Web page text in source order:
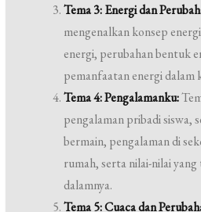
Tema 3: Energi dan
mengenalkan konsep
energi, perubahan bentuk
pemanfaatan energi dalam
Tema 4: Pengalamanku:
pengalaman pribadi siswa,
bermain, pengalaman di
rumah, serta nilai-nilai
dalamnya.
Tema 5: Cuaca dan